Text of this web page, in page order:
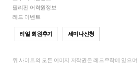
필리핀 어학원정보
레드 이벤트
리얼 회원후기 세미나신청
위 사이트의 모든 이미지 저작권은 레드유학에 있으